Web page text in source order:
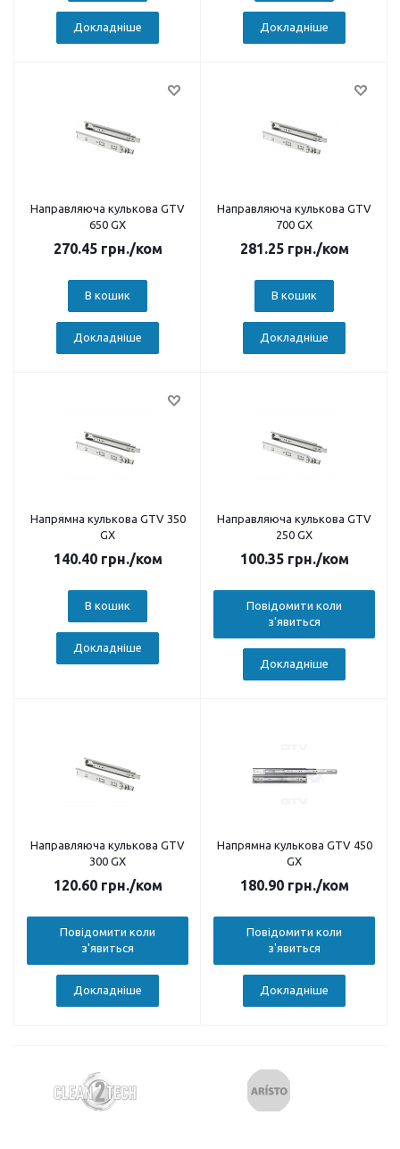
Докладніше Докладніше
Направляюча кулькова GTV
650 GX
270.45грн./ком
В кошик
Докладніше
Направляюча кулькова GTV
700 GX
281.25грн./ком
В кошик
Докладніше
Напрямна кулькова GTV 350
GX
140.40грн./ком
В кошик
Докладніше
Направляюча кулькова GTV
250 GX
100.35грн./ком
Повідомити коли
з'явиться
Докладніше
Направляюча кулькова GTV
300 GX
120.60грн./ком
Повідомити коли
з'явиться
Докладніше
Напрямна кулькова GTV 450
GX
180.90грн./ком
Повідомити коли
з'явиться
Докладніше